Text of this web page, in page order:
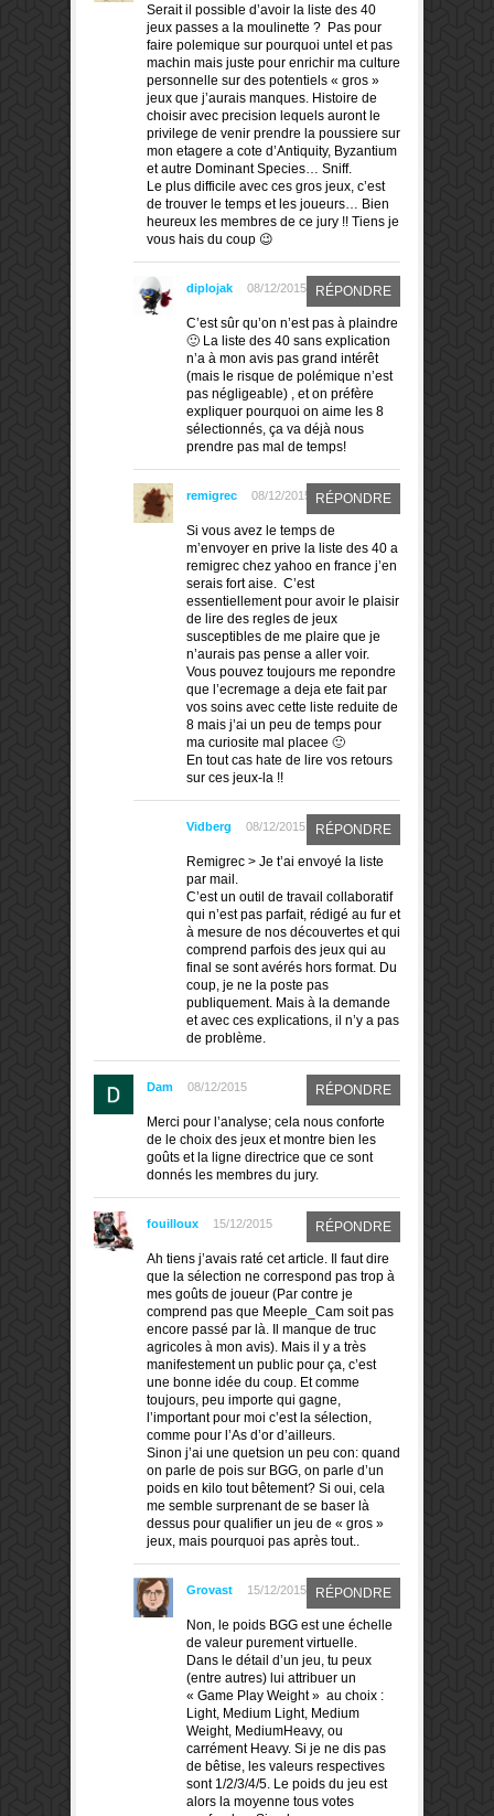
Serait il possible d’avoir la liste des 40
jeux passes a la moulinette ? Pas pour
faire polemique sur pourquoi untel et pas
machin mais juste pour enrichir ma culture
personnelle sur des potentiels « gros »
jeux que j’aurais manques. Histoire de
choisir avec precision lequels auront le
privilege de venir prendre la poussiere sur
mon etagere a cote d’Antiquity, Byzantium
et autre Dominant Species… Sniff.
Le plus difficile avec ces gros jeux, c’est
de trouver le temps et les joueurs… Bien
heureux les membres de ce jury !! Tiens je
vous hais du coup 😉
diplojak 08/12/2015 RÉPONDRE
C’est sûr qu’on n’est pas à plaindre
🙂 La liste des 40 sans explication
n’a à mon avis pas grand intérêt
(mais le risque de polémique n’est
pas négligeable) , et on préfère
expliquer pourquoi on aime les 8
sélectionnés, ça va déjà nous
prendre pas mal de temps!
remigrec 08/12/2015 RÉPONDRE
Si vous avez le temps de
m’envoyer en prive la liste des 40 a
remigrec chez yahoo en france j’en
serais fort aise. C’est
essentiellement pour avoir le plaisir
de lire des regles de jeux
susceptibles de me plaire que je
n’aurais pas pense a aller voir.
Vous pouvez toujours me repondre
que l’ecremage a deja ete fait par
vos soins avec cette liste reduite de
8 mais j’ai un peu de temps pour
ma curiosite mal placee 🙂
En tout cas hate de lire vos retours
sur ces jeux-la !!
Vidberg 08/12/2015 RÉPONDRE
Remigrec > Je t’ai envoyé la liste
par mail.
C’est un outil de travail collaboratif
qui n’est pas parfait, rédigé au fur et
à mesure de nos découvertes et qui
comprend parfois des jeux qui au
final se sont avérés hors format. Du
coup, je ne la poste pas
publiquement. Mais à la demande
et avec ces explications, il n’y a pas
de problème.
Dam 08/12/2015 RÉPONDRE
Merci pour l’analyse; cela nous conforte
de le choix des jeux et montre bien les
goûts et la ligne directrice que ce sont
donnés les membres du jury.
fouilloux 15/12/2015 RÉPONDRE
Ah tiens j’avais raté cet article. Il faut dire
que la sélection ne correspond pas trop à
mes goûts de joueur (Par contre je
comprend pas que Meeple_Cam soit pas
encore passé par là. Il manque de truc
agricoles à mon avis). Mais il y a très
manifestement un public pour ça, c’est
une bonne idée du coup. Et comme
toujours, peu importe qui gagne,
l’important pour moi c’est la sélection,
comme pour l’As d’or d’ailleurs.
Sinon j’ai une quetsion un peu con: quand
on parle de pois sur BGG, on parle d’un
poids en kilo tout bêtement? Si oui, cela
me semble surprenant de se baser là
dessus pour qualifier un jeu de « gros »
jeux, mais pourquoi pas après tout..
Grovast 15/12/2015 RÉPONDRE
Non, le poids BGG est une échelle
de valeur purement virtuelle.
Dans le détail d’un jeu, tu peux
(entre autres) lui attribuer un
« Game Play Weight » au choix :
Light, Medium Light, Medium
Weight, MediumHeavy, ou
carrément Heavy. Si je ne dis pas
de bêtise, les valeurs respectives
sont 1/2/3/4/5. Le poids du jeu est
alors la moyenne tous votes